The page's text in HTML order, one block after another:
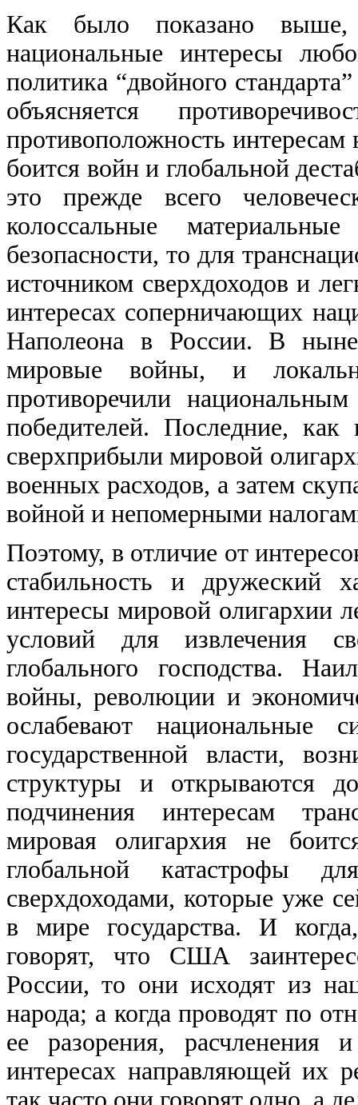
Как было показано выше,
национальные интересы
политика “двойного
объясняется
противоположность интересам
боится войн и глобальной
это прежде всего
колоссальные
безопасности, то для
источником сверхдоходов и
интересах соперничающих
Наполеона в России. В
мировые войны, и
противоречили
победителей. Последние,
сверхприбыли мировой
военных расходов, а затем
войной и непомерными
Поэтому, в отличие от
стабильность и дружеский
интересы мировой олигархии
условий для извлечения
глобального господства.
войны, революции и
ослабевают национальные
государственной власти,
структуры и открываются
подчинения интересам
мировая олигархия не
глобальной катастрофы
сверхдоходами, которые уже
в мире государства. И
говорят, что США
России, то они исходят из
народа; а когда проводят по
ее разорения,
интересах направляющей их